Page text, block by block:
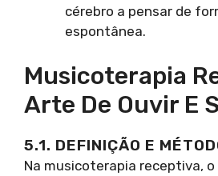
cérebro a pensar de
espontânea.
Musicoterapia
Arte De Ouvir E
5.1. DEFINIÇÃO E
Na musicoterapia receptiva,